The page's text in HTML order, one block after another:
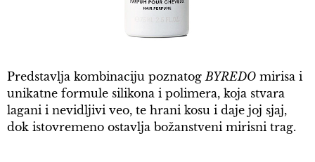
Predstavlja kombinaciju poznatogBYREDO mirisa i
unikatne formule silikona i polimera, koja stvara
lagani i nevidljivi veo, te hrani kosu i daje joj sjaj,
dok istovremeno ostavlja božanstveni mirisni trag.